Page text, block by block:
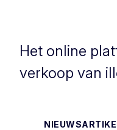
Het online
verkoop van